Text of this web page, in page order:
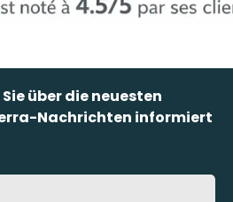
über die neuesten
Nachrichten informiert